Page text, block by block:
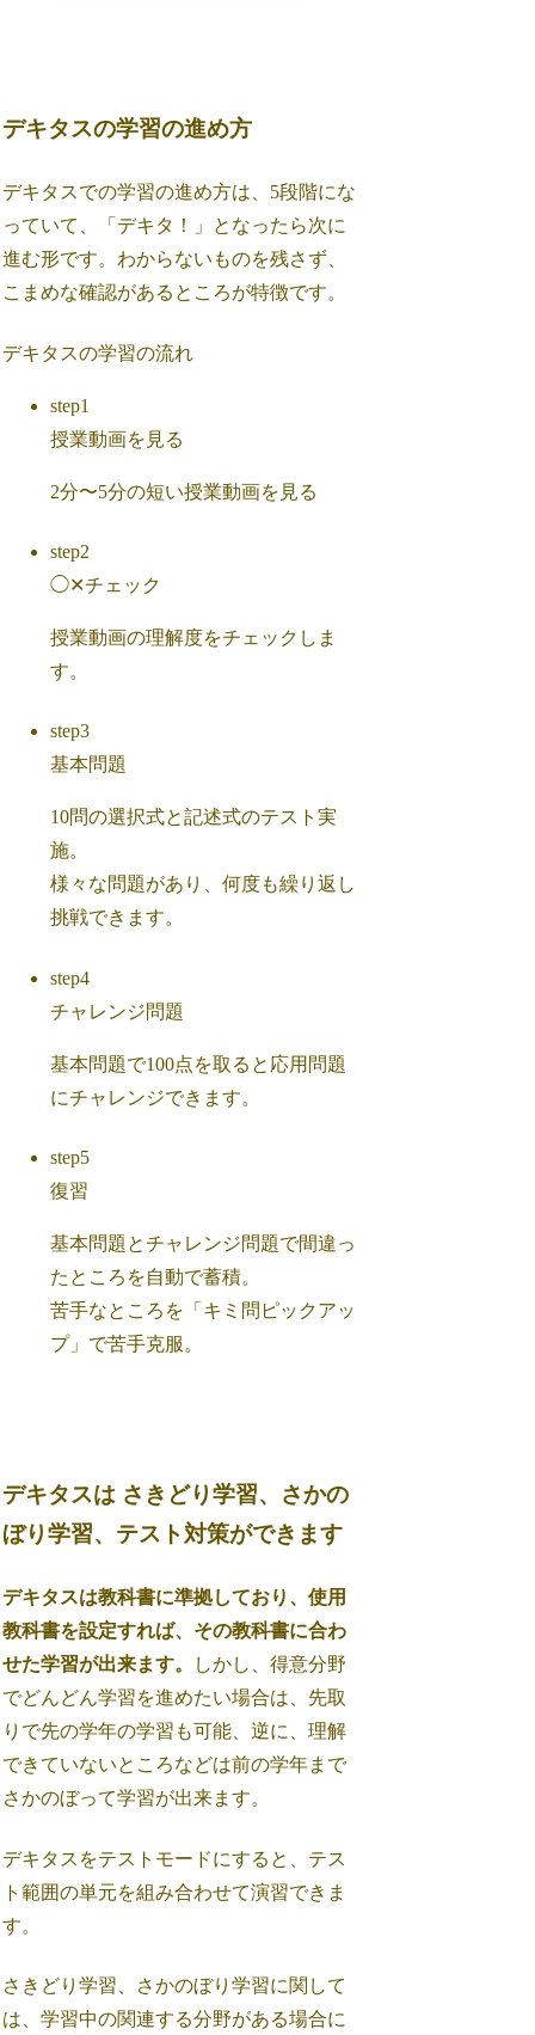
デキタスの学習の進め方
デキタスでの学習の進め方は、5段階にな
っていて、「デキタ！」となったら次に
進む形です。わからないものを残さず、
こまめな確認があるところが特徴です。
デキタスの学習の流れ
step1
授業動画を見る
2分〜5分の短い授業動画を見る
step2
◯✕チェック
授業動画の理解度をチェックしま
す。
step3
基本問題
10問の選択式と記述式のテスト実
施。
様々な問題があり、何度も繰り返し
挑戦できます。
step4
チャレンジ問題
基本問題で100点を取ると応用問題
にチャレンジできます。
step5
復習
基本問題とチャレンジ問題で間違っ
たところを自動で蓄積。
苦手なところを「キミ問ピックアッ
プ」で苦手克服。
デキタスは さきどり学習、さかの
ぼり学習、テスト対策ができます
デキタスは教科書に準拠しており、使用
教科書を設定すれば、その教科書に合わ
せた学習が出来ます。
しかし、得意分野
でどんどん学習を進めたい場合は、先取
りで先の学年の学習も可能、逆に、理解
できていないところなどは前の学年まで
さかのぼって学習が出来ます。
デキタスをテストモードにすると、テス
ト範囲の単元を組み合わせて演習できま
す。
さきどり学習、さかのぼり学習に関して
は、学習中の関連する分野がある場合に